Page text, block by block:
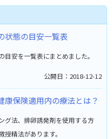
状態の目安一覧表
安を一覧表にまとめました。
公開日：2018-12-12
保険適用内の療法とは？
グ法、排卵誘発剤を使用する方
精法があります。